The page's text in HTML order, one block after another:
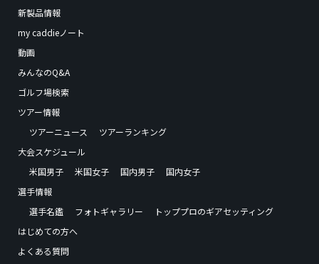
新製品情報
my caddieノート
動画
みんなのQ&A
ゴルフ場検索
ツアー情報
ツアーニュース
ツアーランキング
大会スケジュール
米国男子
米国女子 国内男子
国内女子
選手情報
選手名鑑
フォトギャラリー
トッププロのギアセッティング
はじめての方へ
よくある質問